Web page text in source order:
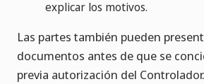
explicar los motivos.
Las partes también pueden
documentos antes de que se
previa autorización del Controlador.